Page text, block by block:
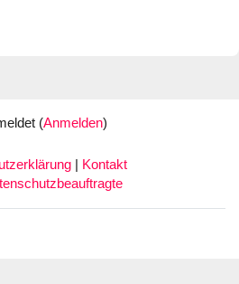
(Anmelden)
Kontakt